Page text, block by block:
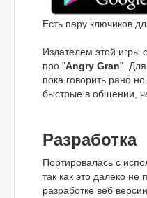
Есть пару ключиков
Издателем этой игры
про "Angry Gran". Для
пока говорить рано
быстрые в общении,
Разработка
Портировалась с
так как это далеко не
разработке веб